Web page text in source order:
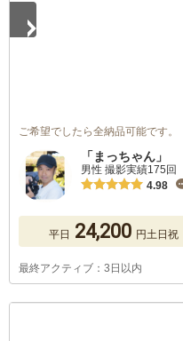
ご希望でしたら全納品可能です。
「まっちゃん」
男性 撮影実績175回
4.98
平日 24,200 円土日祝
最終アクティブ：3日以内